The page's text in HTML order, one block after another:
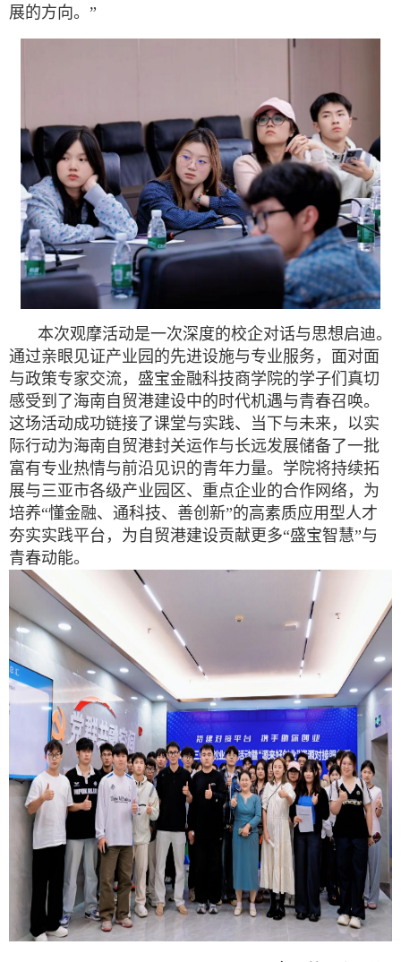
展的方向。”
本次观摩活动是一次深度的校企对话与思想启迪。
通过亲眼见证产业园的先进设施与专业服务，面对面
与政策专家交流，盛宝金融科技商学院的学子们真切
感受到了海南自贸港建设中的时代机遇与青春召唤。
这场活动成功链接了课堂与实践、当下与未来，以实
际行动为海南自贸港封关运作与长远发展储备了一批
富有专业热情与前沿见识的青年力量。学院将持续拓
展与三亚市各级产业园区、重点企业的合作网络，为
培养“懂金融、通科技、善创新”的高素质应用型人才
夯实实践平台，为自贸港建设贡献更多“盛宝智慧”与
青春动能。